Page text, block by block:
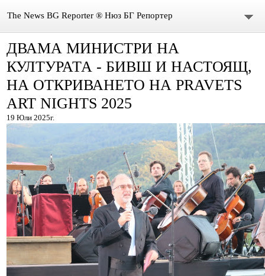
The News BG Reporter ® Нюз БГ Репортер
НОВИНИ
ЗА НАС
КОНТАКТИ
ВИДЕО
DONATION
ISSN : 3033-1684
Иван Върбанов – журналист | The News BG Reporter
РЕДАКЦИОННА ПОЛИТИКА НА THE NEWS BG REPORTER
ДВАМА МИНИСТРИ НА
КУЛТУРАТА - БИВШ И НАСТОЯЩ,
НА ОТКРИВАНЕТО НА PRAVETS
ART NIGHTS 2025
19 Юли 2025г.